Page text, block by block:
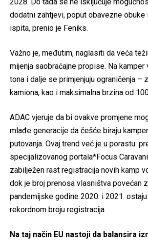
dodatni zahtjevi, poput obavezne
ispita, prenio je Feniks.
Važno je, međutim, naglasiti da veća
mijenja saobraćajne propise. Na
tona i dalje se primjenjuju ograničenja –
kamiona, kao i maksimalna brzina od
ADAC vjeruje da bi ovakve promjene
mlađe generacije da češće biraju
putovanja. Ovaj trend već je u porastu:
specijalizovanog portala*Focus
zabilježen rast registracija novih kamp
dok je broj prenosa vlasništva povećan
pandemijske godine 2020. i 2021.
rekordnom broju registracija.
Na taj način EU nastoji da balansira